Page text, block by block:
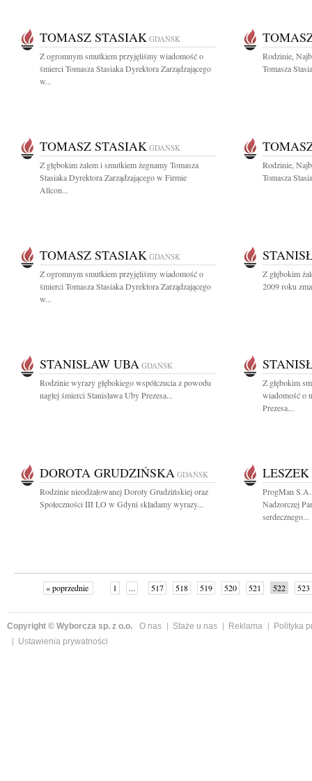
TOMASZ STASIAK GDAŃSK
Z ogromnym smutkiem przyjęliśmy wiadomość o
śmierci Tomasza Stasiaka Dyrektora Zarządzającego
w...
Rodzinie,
Tomasza
TOMASZ STASIAK GDAŃSK
Z głębokim żalem i smutkiem żegnamy Tomasza
Stasiaka Dyrektora Zarządzającego w Firmie
Allcon...
Rodzinie,
Tomasza
TOMASZ STASIAK GDAŃSK
Z ogromnym smutkiem przyjęliśmy wiadomość o
śmierci Tomasza Stasiaka Dyrektora Zarządzającego
w...
Z głębokim
2009 roku
STANISŁAW UBA GDAŃSK
Rodzinie wyrazy głębokiego współczucia z powodu
nagłej śmierci Stanisława Uby Prezesa...
Z głębokim
wiadomość o
Prezesa...
DOROTA GRUDZIŃSKA GDAŃSK
Rodzinie nieodżałowanej Doroty Grudzińskiej oraz
Społeczności III LO w Gdyni składamy wyrazy...
ProgMan S.A.
Nadzorczej
serdecznego...
« poprzednie 1 ... 517 518 519 520 521 522 523
Copyright © Wyborcza sp. z o.o. O nas Staże u nas Reklama
Polityka
Ustawienia prywatności